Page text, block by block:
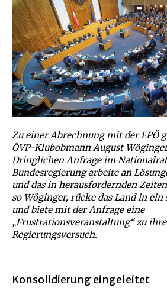
Zu einer Abrechnung mit der FPÖ
ÖVP-Klubobmann August
Dringlichen Anfrage im
Bundesregierung arbeite an
und das in herausfordernden
so Wöginger, rücke das Land in
und biete mit der Anfrage eine
„Frustrationsveranstaltung“ zu
Regierungsversuch.
Konsolidierung eingeleitet